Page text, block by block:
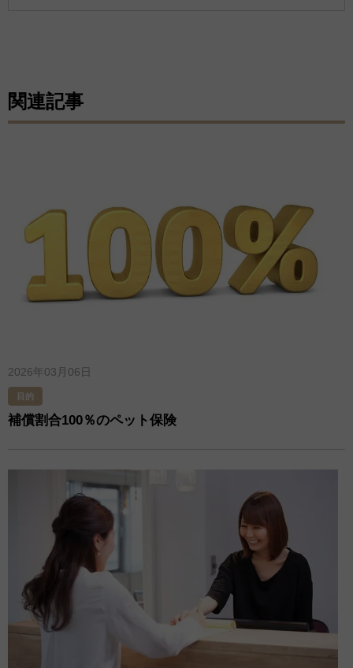
関連記事
2026年03月06日
目的
補償割合100％のペット保険